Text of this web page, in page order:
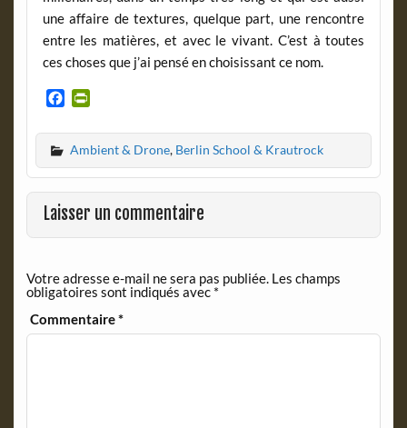
une affaire de textures, quelque part, une rencontre
entre les matières, et avec le vivant. C’est à toutes
ces choses que j’ai pensé en choisissant ce nom.
c
e
b
o
o
k
i
n
t
F
r
e
d
l
y
Ambient & Drone, Berlin School & Krautrock
Laisser un commentaire
Votre adresse e-mail ne sera pas publiée. Les champs
obligatoires sont indiqués avec *
Commentaire*